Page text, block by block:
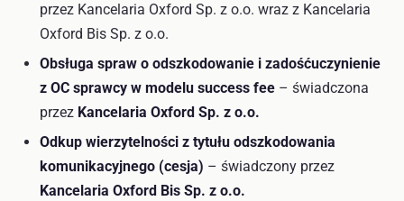
przez Kancelaria Oxford Sp. z o.o. wraz z Kancelaria
Oxford Bis Sp. z o.o.
Obsługa spraw o odszkodowanie i zadośćuczynienie
z OC sprawcy w modelu success fee – świadczona
przez Kancelaria Oxford Sp. z o.o.
Odkup wierzytelności z tytułu odszkodowania
komunikacyjnego (cesja) – świadczony przez
Kancelaria Oxford Bis Sp. z o.o.